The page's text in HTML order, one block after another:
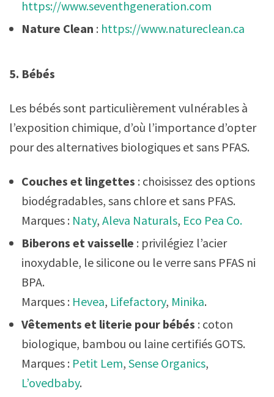
https://www.seventhgeneration.com
Nature Clean : https://www.natureclean.ca
5. Bébés
Les bébés sont particulièrement vulnérables à
l’exposition chimique, d’où l’importance d’opter
pour des alternatives biologiques et sans PFAS.
Couches et lingettes : choisissez des options
biodégradables, sans chlore et sans PFAS.
Marques : Naty, Aleva Naturals, Eco Pea Co.
Biberons et vaisselle : privilégiez l’acier
inoxydable, le silicone ou le verre sans PFAS ni
BPA.
Marques : Hevea, Lifefactory, Minika.
Vêtements et literie pour bébés : coton
biologique, bambou ou laine certifiés GOTS.
Marques : Petit Lem, Sense Organics,
L’ovedbaby.